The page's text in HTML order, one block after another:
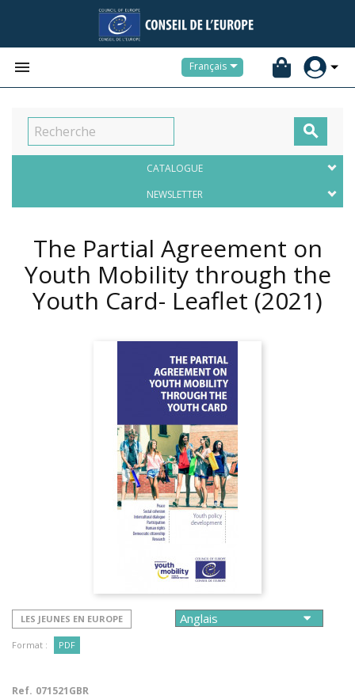
 Français

CATALOGUE
NEWSLETTER
The Partial Agreement on
Youth Mobility through the
Youth Card- Leaflet (2021)
LES JEUNES EN EUROPE
Format : PDF
Ref. 071521GBR